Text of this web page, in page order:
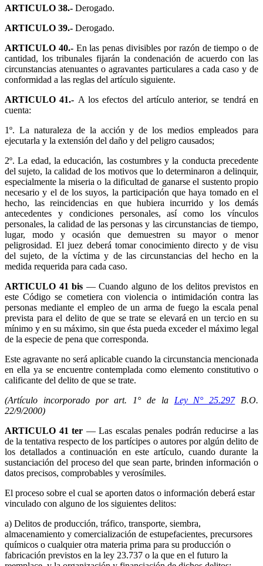
ARTICULO 38.- Derogado.
ARTICULO 39.- Derogado.
ARTICULO 40.-En las penas divisibles por razón de tiempo o de
cantidad, los tribunales fijarán la condenación de acuerdo con las
circunstancias atenuantes o agravantes particulares a cada caso y de
conformidad a las reglas del artículo siguiente.
ARTICULO 41.- A los efectos del artículo anterior, se tendrá en
cuenta:
1º. La naturaleza de la acción y de los medios empleados para
ejecutarla y la extensión del daño y del peligro causados;
2º. La edad, la educación, las costumbres y la conducta precedente
del sujeto, la calidad de los motivos que lo determinaron a delinquir,
especialmente la miseria o la dificultad de ganarse el sustento propio
necesario y el de los suyos, la participación que haya tomado en el
hecho, las reincidencias en que hubiera incurrido y los demás
antecedentes y condiciones personales, así como los vínculos
personales, la calidad de las personas y las circunstancias de tiempo,
lugar, modo y ocasión que demuestren su mayor o menor
peligrosidad. El juez deberá tomar conocimiento directo y de visu
del sujeto, de la víctima y de las circunstancias del hecho en la
medida requerida para cada caso.
ARTICULO 41 bis — Cuando alguno de los delitos previstos en
este Código se cometiera con violencia o intimidación contra las
personas mediante el empleo de un arma de fuego la escala penal
prevista para el delito de que se trate se elevará en un tercio en su
mínimo y en su máximo, sin que ésta pueda exceder el máximo legal
de la especie de pena que corresponda.
Este agravante no será aplicable cuando la circunstancia mencionada
en ella ya se encuentre contemplada como elemento constitutivo o
calificante del delito de que se trate.
(Artículo incorporado por art. 1° de la Ley N° 25.297B.O.
22/9/2000)
ARTICULO 41 ter — Las escalas penales podrán reducirse a las
de la tentativa respecto de los partícipes o autores por algún delito de
los detallados a continuación en este artículo, cuando durante la
sustanciación del proceso del que sean parte, brinden información o
datos precisos, comprobables y verosímiles.
El proceso sobre el cual se aporten datos o información deberá estar
vinculado con alguno de los siguientes delitos:
a) Delitos de producción, tráfico, transporte, siembra,
almacenamiento y comercialización de estupefacientes, precursores
químicos o cualquier otra materia prima para su producción o
fabricación previstos en la ley 23.737 o la que en el futuro la